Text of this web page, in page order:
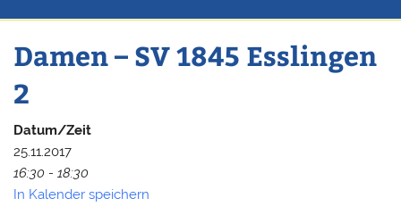
Damen – SV 1845 Esslingen
2
Datum/Zeit
25.11.2017
16:30 - 18:30
In Kalender speichern